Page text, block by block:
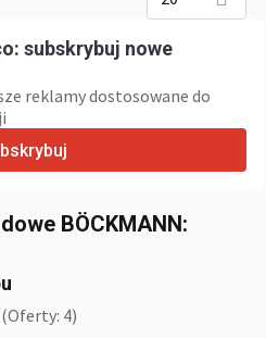
subskrybuj nowe
reklamy dostosowane do
BÖCKMANN:
(Oferty: 4)